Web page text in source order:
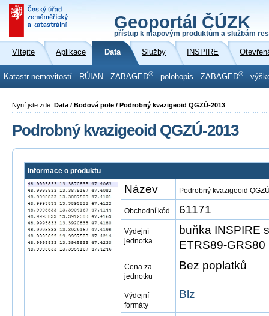
Geoportál ČÚZK
přístup k mapovým produktům a službám
Vítejte Aplikace Data Služby INSPIRE
Katastr nemovitostí RÚIAN ZABAGED® - polohopis ZABAGED® -
Nyní jste zde: Data / Bodová pole / Podrobný kvazigeoid QGZÚ-2013
Podrobný kvazigeoid QGZÚ-2013
Informace o produktu
Název Podrobný kvazigeoid
Obchodní kód 61171
Výdejní
jednotka
buňka INSPIRE
ETRS89-GRS80
Cena za
jednotku
Bez poplatků
Výdejní
formáty
Blz